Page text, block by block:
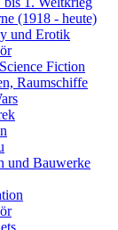
(1918 - heute)
und Erotik
Fiction
Raumschiffe
und Bauwerke